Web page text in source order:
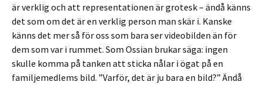
är verklig och att representationen är grotesk – ändå känns
det som om det är en verklig person man skär i. Kanske
känns det mer så för oss som bara ser videobilden än för
dem som var i rummet. Som Ossian brukar säga: ingen
skulle komma på tanken att sticka nålar i ögat på en
familjemedlems bild. ”Varför, det är ju bara en bild?” Ändå